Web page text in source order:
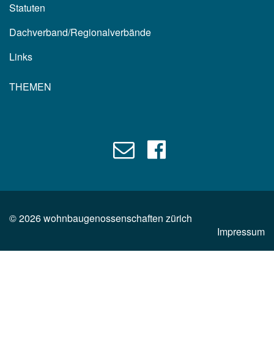
Statuten
Dachverband/Regionalverbände
Links
THEMEN
©2026wohnbaugenossenschaften zürich
Impressum